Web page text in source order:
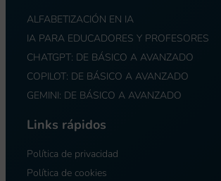
Links rápidos
Política de privacidad
Política de cookies
ALFABETIZACIÓN EN IA
IA PARA EDUCADORES Y PROFESORES
CHATGPT: DE BÁSICO A AVANZADO
COPILOT: DE BÁSICO A AVANZADO
GEMINI: DE BÁSICO A AVANZADO